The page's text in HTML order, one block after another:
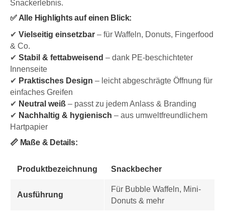
Snackerlebnis.
✅ Alle Highlights auf einen Blick:
✔ Vielseitig einsetzbar – für Waffeln, Donuts, Fingerfood
& Co.
✔ Stabil & fettabweisend – dank PE-beschichteter
Innenseite
✔ Praktisches Design – leicht abgeschrägte Öffnung für
einfaches Greifen
✔ Neutral weiß – passt zu jedem Anlass & Branding
✔ Nachhaltig & hygienisch – aus umweltfreundlichem
Hartpapier
📏 Maße & Details:
Produktbezeichnung Snackbecher
Ausführung
Für Bubble Waffeln, Mini-
Donuts & mehr